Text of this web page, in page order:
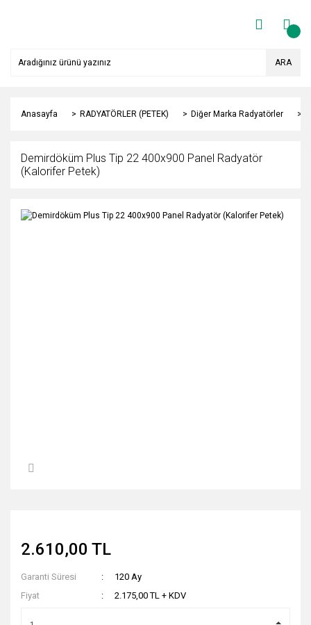
ARA
Anasayfa RADYATÖRLER (PETEK) Diğer Marka Radyatörler
Demirdöküm Plus Tip 22 400x900 Panel Radyatör
(Kalorifer Petek)
2.610,00 TL
Garanti Süresi
120 Ay
Fiyat
2.175,00 TL + KDV